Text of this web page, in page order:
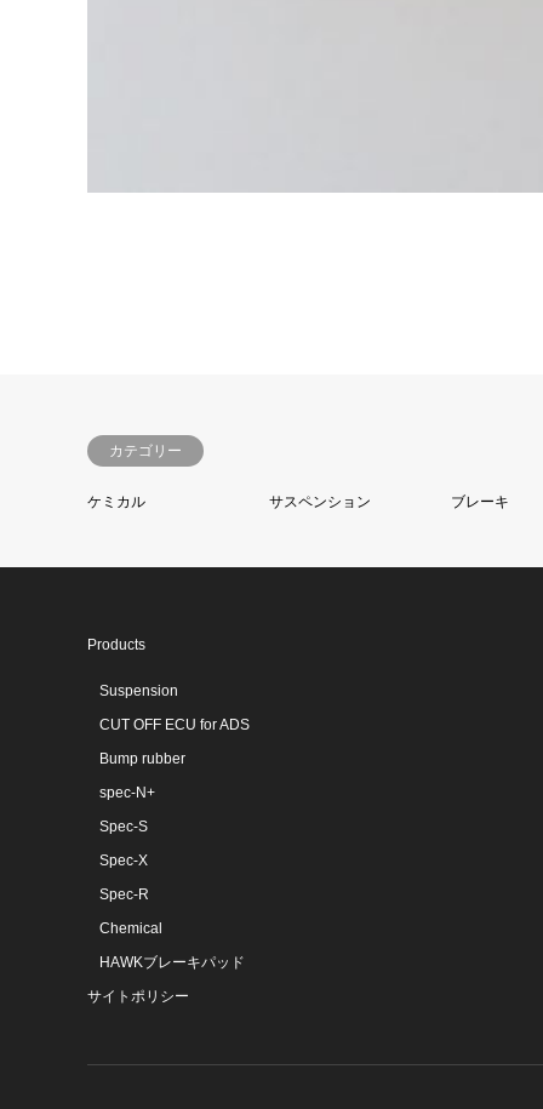
カテゴリー
ケミカル サスペンション ブレーキ
Products
Suspension
CUT OFF ECU for ADS
Bump rubber
spec-N+
Spec-S
Spec-X
Spec-R
Chemical
HAWKブレーキパッド
サイトポリシー